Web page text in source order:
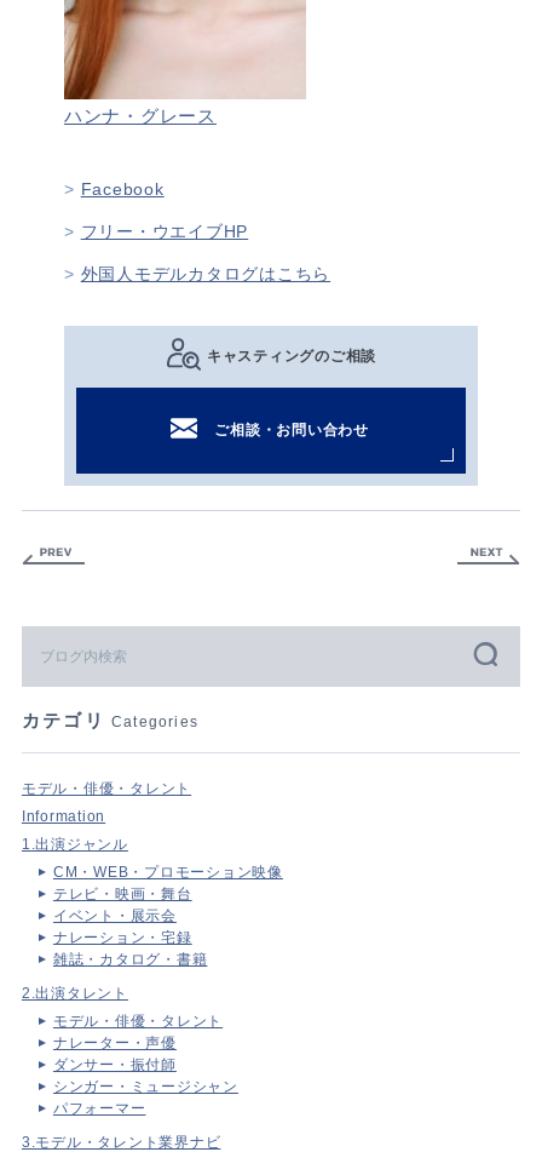
ハンナ・グレース
Facebook
フリー・ウエイブHP
外国人モデルカタログはこちら
キャスティングのご相談
ご相談・お問い合わせ
カテゴリ Categories
モデル・俳優・タレント
Information
1.出演ジャンル
CM・WEB・プロモーション映像
テレビ・映画・舞台
イベント・展示会
ナレーション・宅録
雑誌・カタログ・書籍
2.出演タレント
モデル・俳優・タレント
ナレーター・声優
ダンサー・振付師
シンガー・ミュージシャン
パフォーマー
3.モデル・タレント業界ナビ